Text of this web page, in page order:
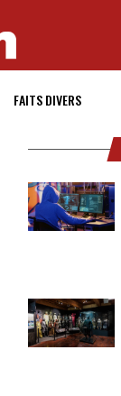
FAITS DIVERS